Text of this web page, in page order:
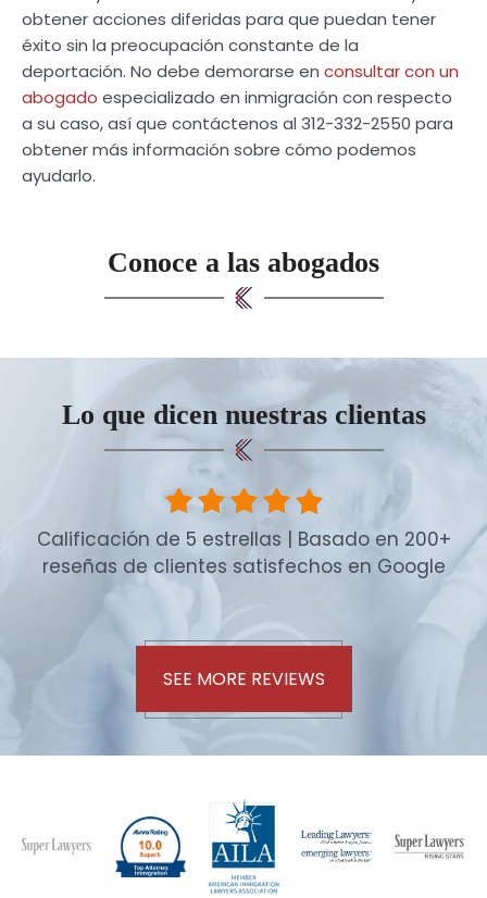
obtener acciones diferidas para que puedan tener
éxito sin la preocupación constante de la
deportación. No debe demorarse en consultar con un
abogado especializado en inmigración con respecto
a su caso, así que contáctenos al 312-332-2550 para
obtener más información sobre cómo podemos
ayudarlo.
Conoce a las abogados
Lo que dicen nuestras clientas
Calificación de 5 estrellas | Basado en 200+
reseñas de clientes satisfechos en Google
SEE MORE REVIEWS